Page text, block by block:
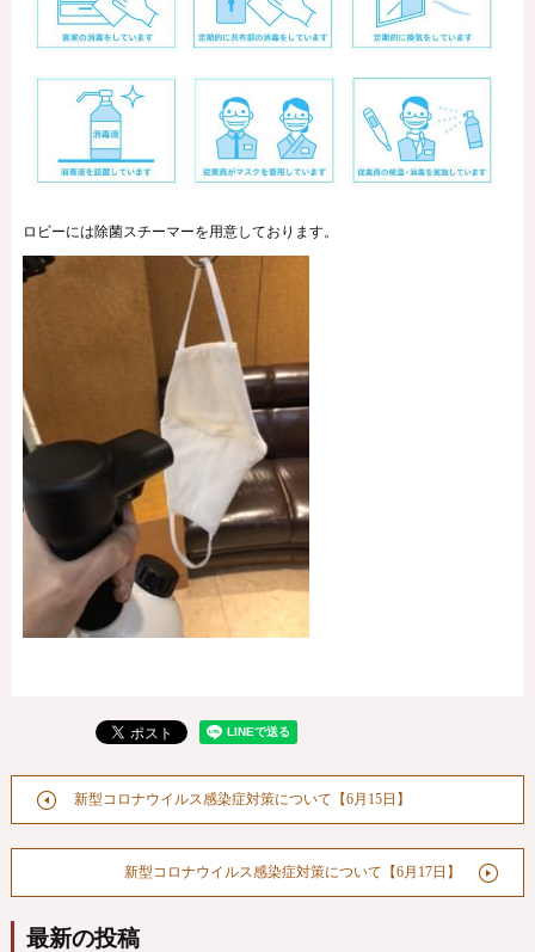
ロビーには除菌スチーマーを用意しております。
新型コロナウイルス感染症対策について【6月15日】
新型コロナウイルス感染症対策について【6月17日】
最新の投稿